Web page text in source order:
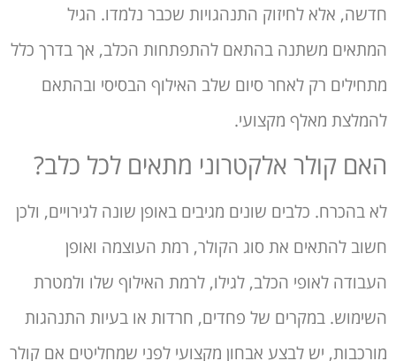
חדשה, אלא לחיזוק התנהגויות שכבר נלמדו. הגיל
המתאים משתנה בהתאם להתפתחות הכלב, אך בדרך כלל
מתחילים רק לאחר סיום שלב האילוף הבסיסי ובהתאם
להמלצת מאלף מקצועי.
האם קולר אלקטרוני מתאים לכל כלב?
לא בהכרח. כלבים שונים מגיבים באופן שונה לגירויים, ולכן
חשוב להתאים את סוג הקולר, רמת העוצמה ואופן
העבודה לאופי הכלב, לגילו, לרמת האילוף שלו ולמטרת
השימוש. במקרים של פחדים, חרדות או בעיות התנהגות
מורכבות, יש לבצע אבחון מקצועי לפני שמחליטים אם קולר